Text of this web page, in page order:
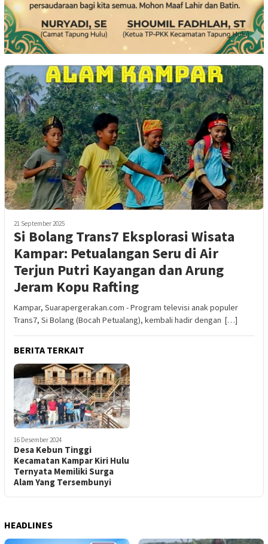
21 September 2025
Si Bolang Trans7 Eksplorasi Wisata
Kampar: Petualangan Seru di Air
Terjun Putri Kayangan dan Arung
Jeram Kopu Rafting
Kampar, Suarapergerakan.com - Program televisi anak populer
Trans7, Si Bolang (Bocah Petualang), kembali hadir dengan […]
BERITA TERKAIT
16 Desember 2024
Desa Kebun Tinggi
Kecamatan Kampar Kiri Hulu
Ternyata Memiliki Surga
Alam Yang Tersembunyi
HEADLINES